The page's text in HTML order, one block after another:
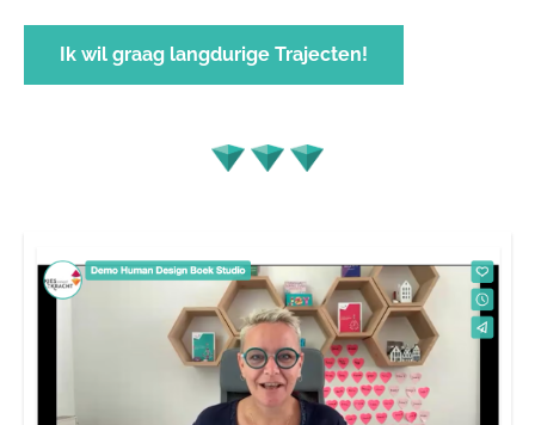
Ik wil graag langdurige Trajecten!